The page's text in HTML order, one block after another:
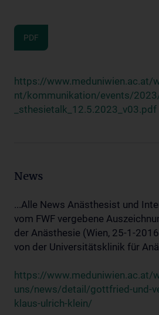
PDF
https://www.meduniwien.ac.at/
nt/kommunikation/events/2023/
_sthesietalk_12.5.2023_v03.pdf
News
...Alle News Anästhesist und
vom FWF vergebene
der Anästhesie (Wien, 25-1-
von der Universitätsklinik für
https://www.meduniwien.ac.at/
uns/news/detail/gottfried-und-
klaus-ulrich-klein/